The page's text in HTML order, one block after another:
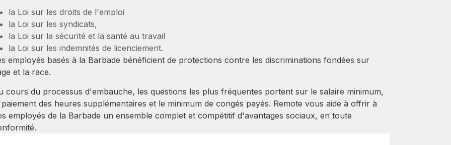
la Loi sur les droits de l'emploi
la Loi sur les syndicats,
la Loi sur la sécurité et la santé au travail
la Loi sur les indemnités de licenciement.
employés basés à la Barbade bénéficient de protections contre les discriminations fondées sur
et la race.
cours du processus d'embauche, les questions les plus fréquentes portent sur le salaire minimum,
des heures supplémentaires et le minimum de congés payés. Remote vous aide à offrir à
employés de la Barbade un ensemble complet et compétitif d'avantages sociaux, en toute